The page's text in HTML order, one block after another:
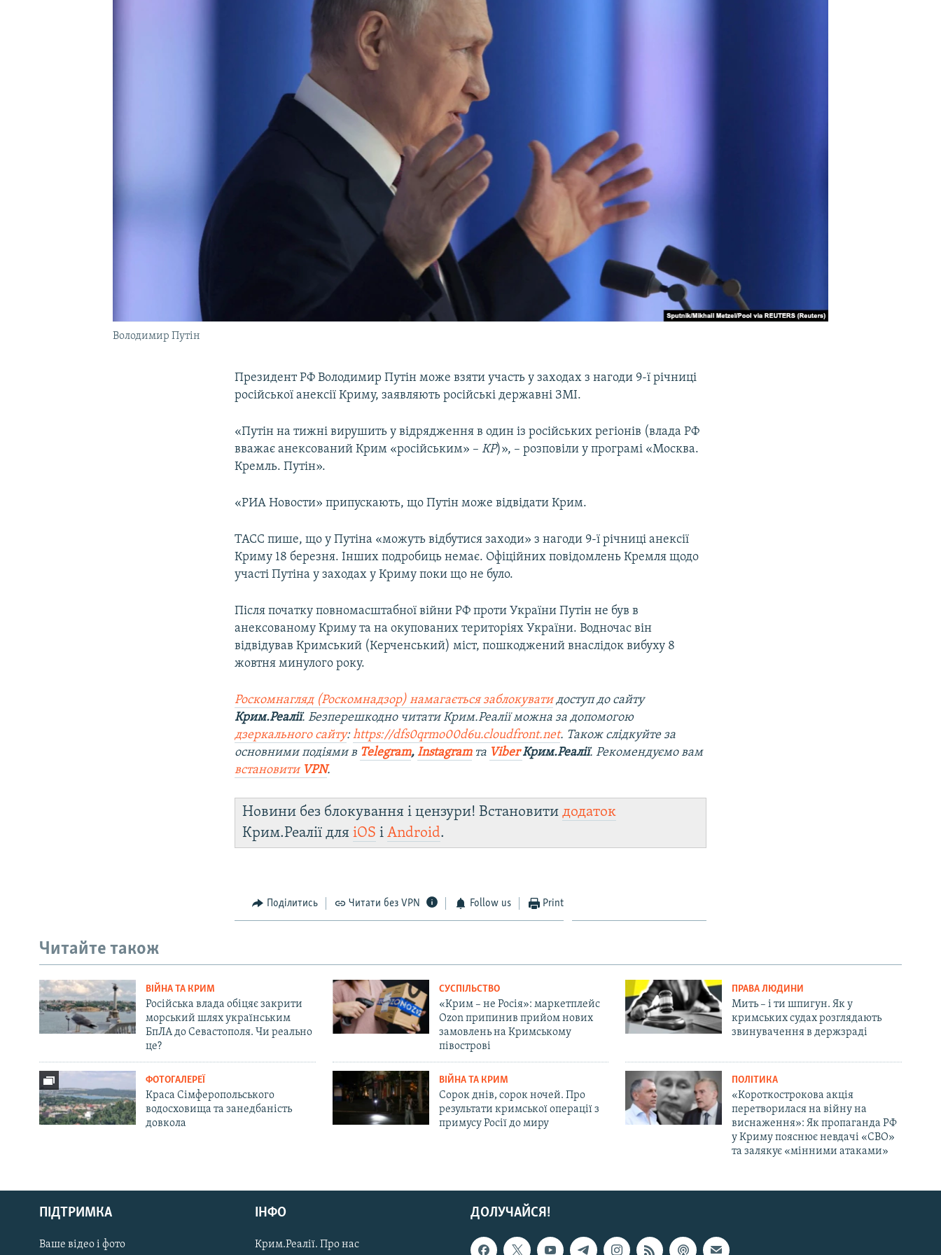
Русский
Qırımtatar
ДОЛУЧАЙСЯ!
Володимир Путін
Президент РФ Володимир Путін може взяти участь у заходах з нагоди 9-ї річниці
російської анексії Криму, заявляють російські державні ЗМІ.
«Путін на тижні вирушить у відрядження в один із російських регіонів (влада РФ
вважає анексований Крим «російським» –КР)», – розповіли у програмі «Москва.
Кремль. Путін».
«РИА Новости» припускають, що Путін може відвідати Крим.
ТАСС пише, що у Путіна «можуть відбутися заходи» з нагоди 9-ї річниці анексії
Криму 18 березня. Інших подробиць немає. Офіційних повідомлень Кремля щодо
участі Путіна у заходах у Криму поки що не було.
Після початку повномасштабної війни РФ проти України Путін не був в
анексованому Криму та на окупованих територіях України. Водночас він
відвідував Кримський (Керченський) міст, пошкоджений внаслідок вибуху 8
жовтня минулого року.
Роскомнагляд (Роскомнадзор) намагається заблокуватидоступ до сайту
Крим.Реалії. Безперешкодно читати Крим.Реалії можна за допомогою
дзеркального сайту:https://dfs0qrmo00d6u.cloudfront.net. Також слідкуйте за
основними подіями в Telegram,Instagramта ViberКрим.Реалії. Рекомендуємо вам
встановити VPN.
Новини без блокування і цензури! Встановитидодаток
Крим.Реалії дляiOS іAndroid.
Поділитись Читати без VPN Follow us Print
Читайте також
ВІЙНА ТА КРИМ
Російська влада обіцяє закрити
морський шлях українським
БпЛА до Севастополя. Чи реально
це?
СУСПІЛЬСТВО
«Крим – не Росія»: маркетплейс
Ozon припинив прийом нових
замовлень на Кримському
півострові
ПРАВА ЛЮДИНИ
Мить – і ти шпигун. Як у
кримських судах розглядають
звинувачення в держзраді
ФОТОГАЛЕРЕЇ
Краса Сімферопольського
водосховища та занедбаність
довкола
ВІЙНА ТА КРИМ
Сорок днів, сорок ночей. Про
результати кримської операції з
примусу Росії до миру
ПОЛІТИКА
«Короткострокова акція
перетворилася на війну на
виснаження»: Як пропаганда РФ
у Криму пояснює невдачі «СВО»
та залякує «мінними атаками»
ДОЛУЧАЙСЯ!
ПІДТРИМКА
Ваше відео і фото
ІНФО
Крим.Реалії. Про нас